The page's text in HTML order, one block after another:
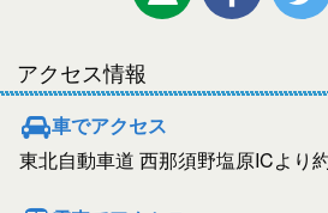
アクセス情報
車でアクセス
東北自動車道 西那須野塩原ICより